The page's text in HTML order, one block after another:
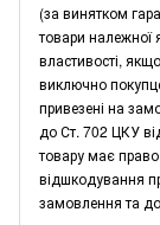
(за винятком
товари належної
властивості,
виключно
привезені на
до Ст. 702 ЦКУ
товару має
відшкодування
замовлення та